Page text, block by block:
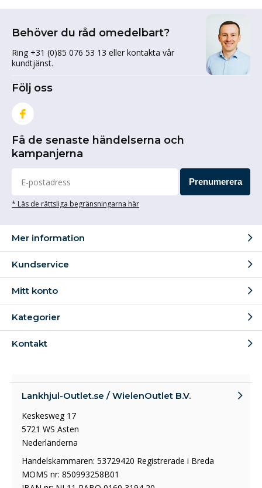
Behöver du råd omedelbart?
Ring +31 (0)85 076 53 13 eller kontakta vår
kundtjänst.
Följ oss
Få de senaste händelserna och
kampanjerna
Prenumerera
* Läs de rättsliga begränsningarna här
Mer information
Kundservice
Mitt konto
Kategorier
Kontakt
Lankhjul-Outlet.se / WielenOutlet B.V.
Keskesweg 17
5721 WS Asten
Nederländerna
Handelskammaren: 53729420 Registrerade i Breda
MOMS nr: 850993258B01